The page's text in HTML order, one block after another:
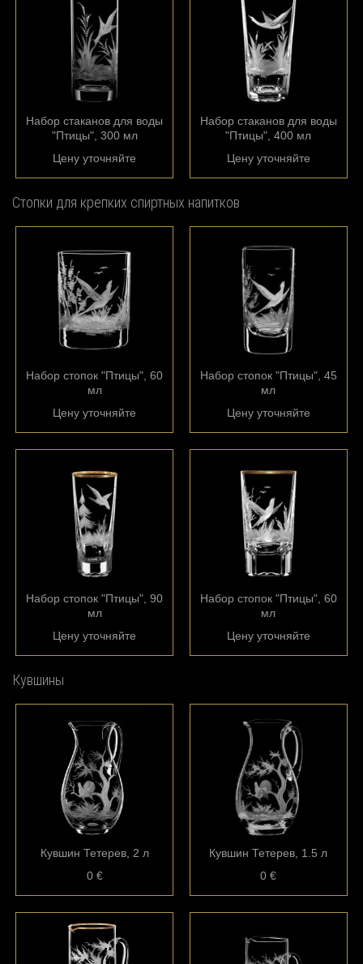
Набор стаканов для воды
"Птицы", 300 мл
Цену уточняйте
Набор стаканов для воды
"Птицы", 400 мл
Цену уточняйте
Стопки для крепких спиртных напитков
Набор стопок "Птицы", 60
мл
Цену уточняйте
Набор стопок "Птицы", 45
мл
Цену уточняйте
Набор стопок "Птицы", 90
мл
Цену уточняйте
Набор стопок "Птицы", 60
мл
Цену уточняйте
Кувшины
Кувшин Тетерев, 2 л
0 €
Кувшин Тетерев, 1.5 л
0 €